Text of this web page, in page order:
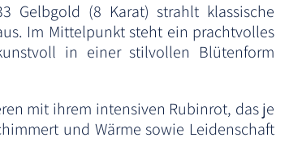
Gelbgold (8 Karat) strahlt klassische
Im Mittelpunkt steht ein prachtvolles
in einer stilvollen Blütenform
mit ihrem intensiven Rubinrot, das je
und Wärme sowie Leidenschaft